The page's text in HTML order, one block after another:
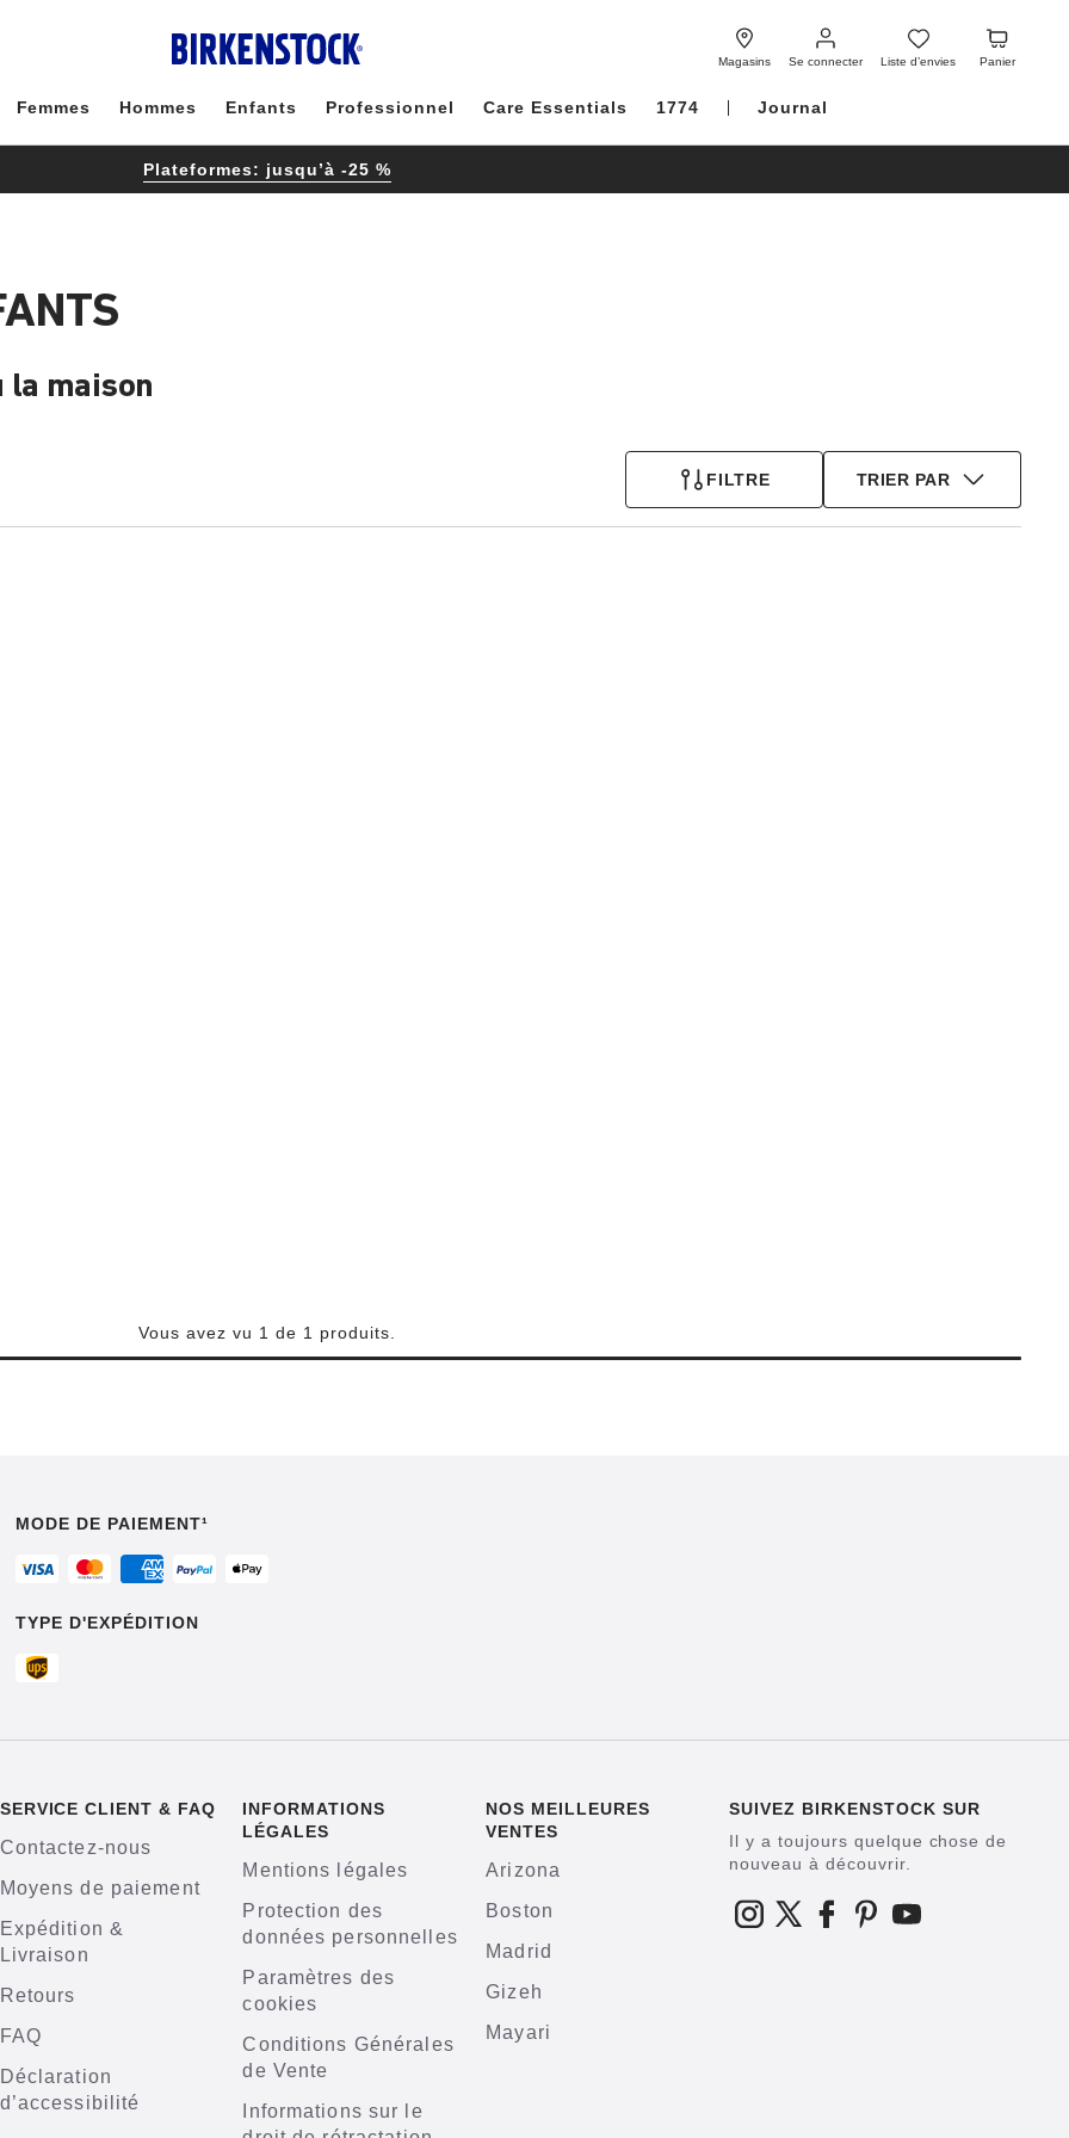
Magasins Se connecter
connecter
Liste d’envies
Liste
d’envies
Panier
Panier
Femmes Hommes Enfants Professionnel Care Essentials 1774 Journal
Plateformes: jusqu’à -25 %
la maison
FILTRE TRIER PAR
Vous avez vu 1 de 1 produits.
MODE DE PAIEMENT¹
TYPE D'EXPÉDITION
SERVICE CLIENT & FAQ
Contactez-nous
Moyens de paiement
Expédition &
Livraison
Retours
FAQ
Déclaration
d’accessibilité
INFORMATIONS
LÉGALES
Mentions légales
Protection des
données personnelles
Paramètres des
cookies
Conditions Générales
de Vente
Informations sur le
NOS MEILLEURES
VENTES
Arizona
Boston
Madrid
Gizeh
Mayari
SUIVEZ BIRKENSTOCK SUR
Il y a toujours quelque chose de
nouveau à découvrir.